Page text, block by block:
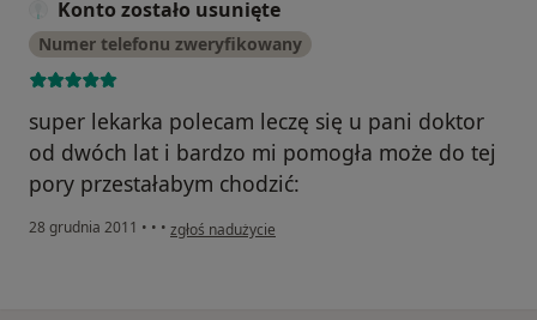
Konto zostało usunięte
Numer telefonu zweryfikowany
super lekarka polecam leczę się u pani doktor
od dwóch lat i bardzo mi pomogła może do tej
pory przestałabym chodzić:
28 grudnia 2011 • • • w opinii użytkownika Konto zostało usunięte
zgłoś nadużycie